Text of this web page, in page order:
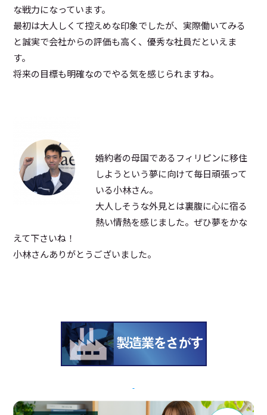
な戦力になっています。
最初は大人しくて控えめな印象でしたが、実際働いてみる
と誠実で会社からの評価も高く、優秀な社員だといえま
す。
将来の目標も明確なのでやる気を感じられますね。
婚約者の母国であるフィリピンに移住
しようという夢に向けて毎日頑張って
いる小林さん。
大人しそうな外見とは裏腹に心に宿る
熱い情熱を感じました。ぜひ夢をかな
えて下さいね！
小林さんありがとうございました。